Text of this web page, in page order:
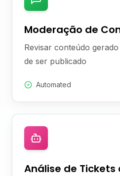
Moderação de
Revisar conteúdo
de ser publicado
Automated
Análise de Tickets